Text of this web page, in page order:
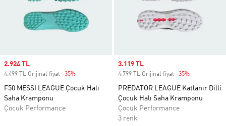
Sale price
2.924 TL
4.499 TL Orijinal fiyat -35%
F50 MESSI LEAGUE Çocuk Halı
Saha Kramponu
Çocuk Performance
Sale price
3.119 TL
4.799 TL Orijinal fiyat -35%
PREDATOR LEAGUE Katlanır Dilli
Çocuk Halı Saha Kramponu
Çocuk Performance
3 renk